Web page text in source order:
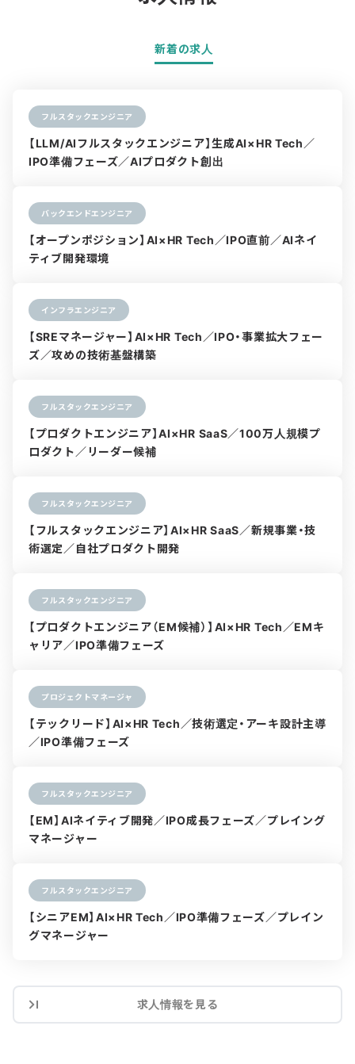
新着の求人
フルスタックエンジニア
【LLM/AIフルスタックエンジニア】生成AI×HR Tech／
IPO準備フェーズ／AIプロダクト創出
バックエンドエンジニア
【オープンポジション】AI×HR Tech／IPO直前／AIネイ
ティブ開発環境
インフラエンジニア
【SREマネージャー】AI×HR Tech／IPO・事業拡大フェー
ズ／攻めの技術基盤構築
フルスタックエンジニア
【プロダクトエンジニア】AI×HR SaaS／100万人規模プ
ロダクト／リーダー候補
フルスタックエンジニア
【フルスタックエンジニア】AI×HR SaaS／新規事業・技
術選定／自社プロダクト開発
フルスタックエンジニア
【プロダクトエンジニア（EM候補）】AI×HR Tech／EMキ
ャリア／IPO準備フェーズ
プロジェクトマネージャ
【テックリード】AI×HR Tech／技術選定・アーキ設計主導
／IPO準備フェーズ
フルスタックエンジニア
【EM】AIネイティブ開発／IPO成長フェーズ／プレイング
マネージャー
フルスタックエンジニア
【シニアEM】AI×HR Tech／IPO準備フェーズ／プレイン
グマネージャー
求人情報を見る